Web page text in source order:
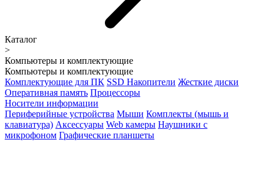
Каталог
>
Компьютеры и комплектующие
Компьютеры и комплектующие
Комплектующие для ПК SSD Накопители Жесткие диски
Оперативная память Процессоры
Носители информации
Периферийные устройства Мыши Комплекты (мышь и
клавиатура) Аксессуары Web камеры Наушники с
микрофоном Графические планшеты